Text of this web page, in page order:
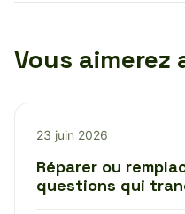
Vous aimerez
23 juin 2026
Réparer ou
questions qui